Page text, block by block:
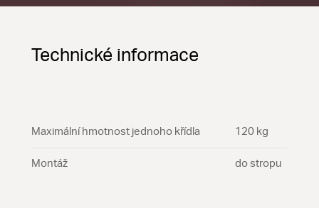
Technické informace
Maximální hmotnost jednoho křídla 120 kg
Montáž do stropu